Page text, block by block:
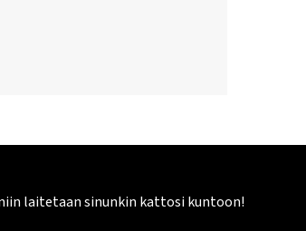
laitetaan sinunkin kattosi kuntoon!